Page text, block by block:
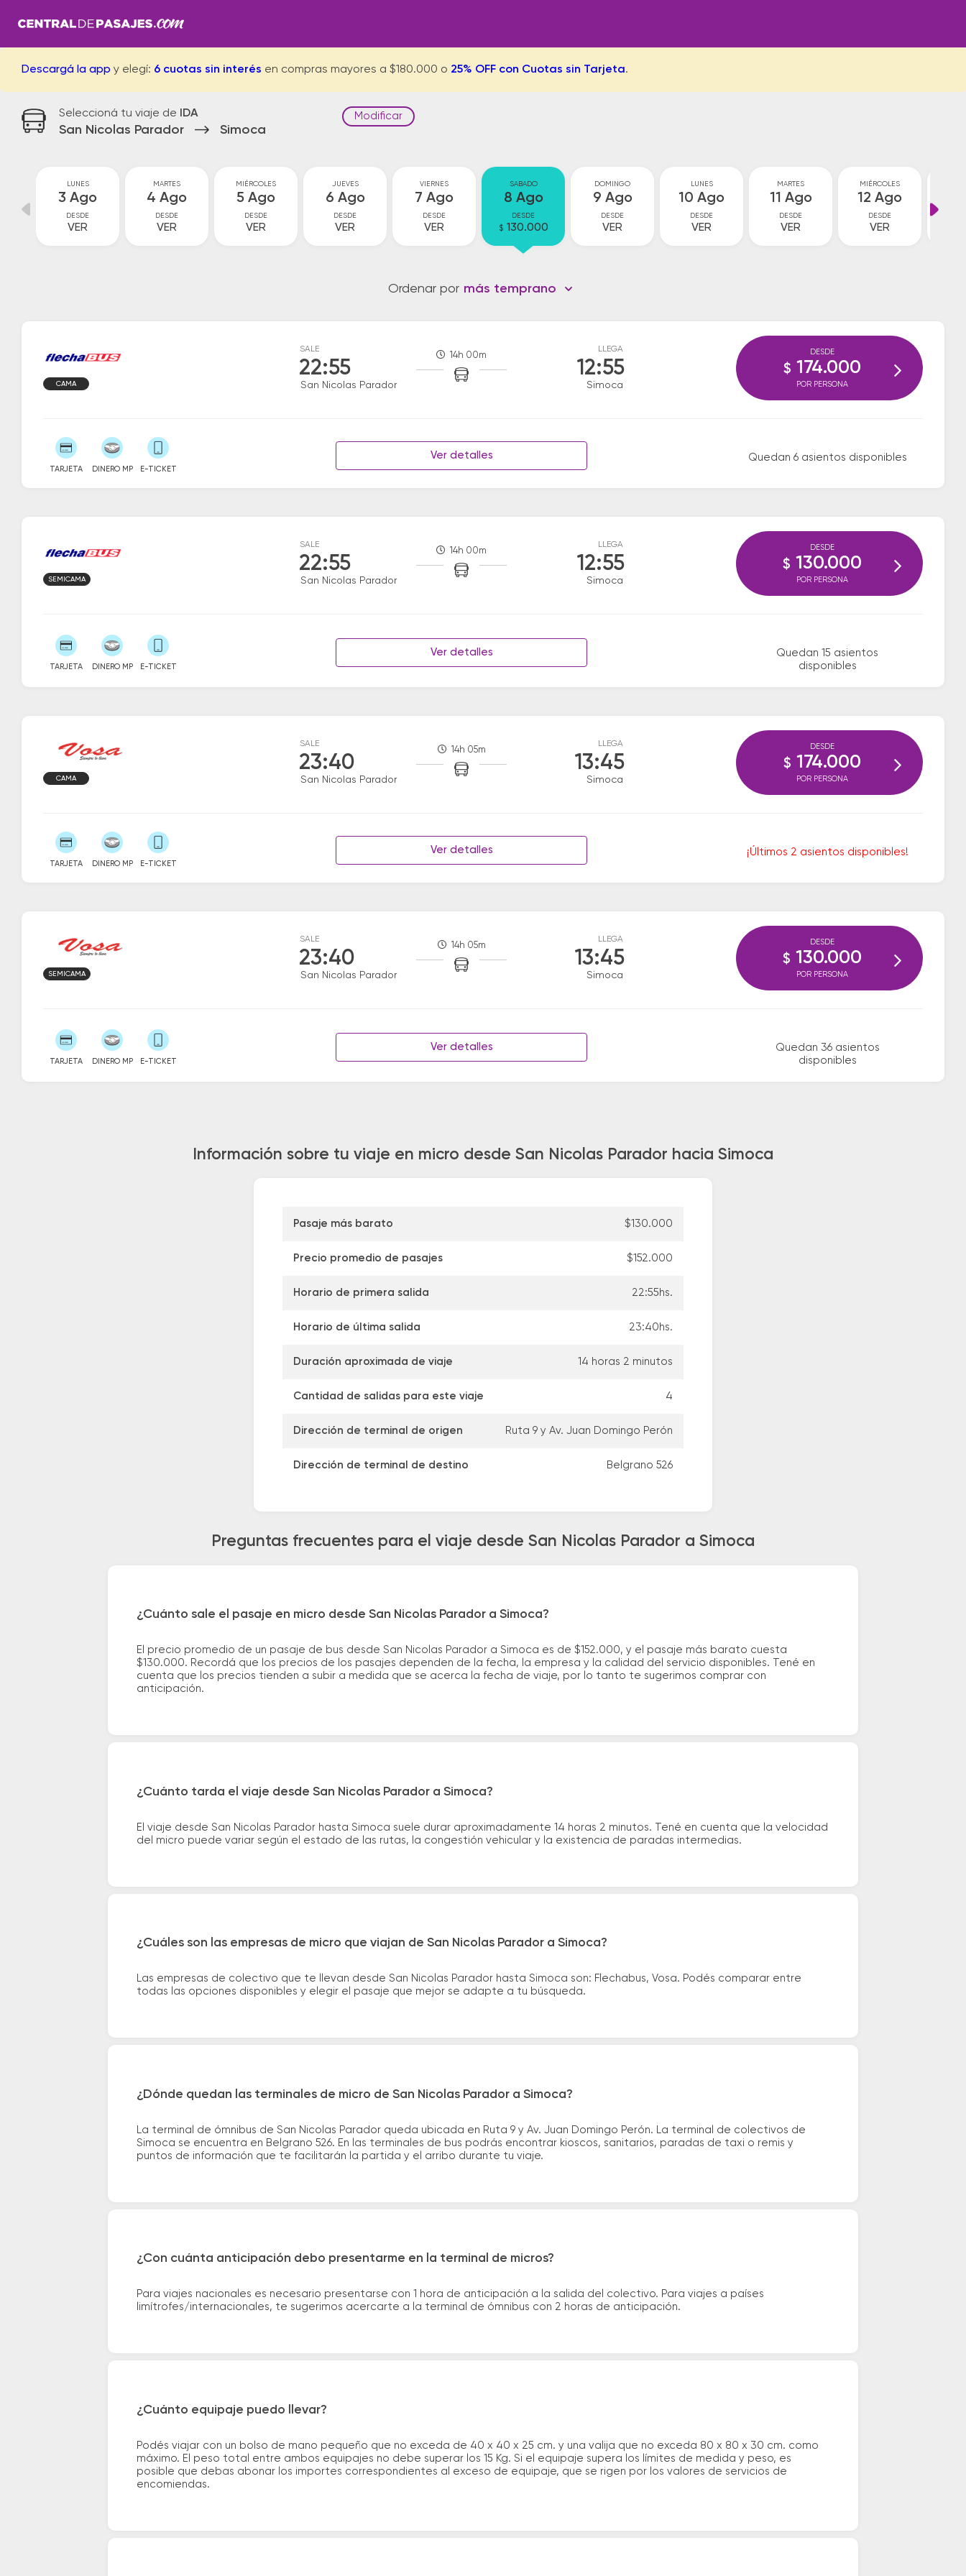
Descargá la app y elegí: 6 cuotas sin interés en compras mayores a $180.000 o 25% OFF con Cuotas sin Tarjeta.
Seleccioná tu viaje de IDA
San Nicolas Parador Simoca
Modificar
LUNES
3 Ago
DESDE
VER
MARTES
4 Ago
DESDE
VER
MIÉRCOLES
5 Ago
DESDE
VER
JUEVES
6 Ago
DESDE
VER
VIERNES
7 Ago
DESDE
VER
SABADO
8 Ago
DESDE
$ 130.000
DOMINGO
9 Ago
DESDE
VER
LUNES
10 Ago
DESDE
VER
MARTES
11 Ago
DESDE
VER
MIÉRCOLES
12 Ago
DESDE
VER
Ordenar por más temprano
SALE
22:55
San Nicolas Parador
14h 00m
LLEGA
12:55
Simoca
CAMA
TARJETA DINERO MP E-TICKET
Ver detalles Quedan 6 asientos disponibles
DESDE
$ 174.000
POR PERSONA
SALE
22:55
San Nicolas Parador
14h 00m
LLEGA
12:55
Simoca
SEMICAMA
TARJETA DINERO MP E-TICKET
Ver detalles
Quedan 15 asientos
disponibles
DESDE
$ 130.000
POR PERSONA
SALE
23:40
San Nicolas Parador
14h 05m
LLEGA
13:45
Simoca
CAMA
TARJETA DINERO MP E-TICKET
Ver detalles ¡Últimos 2 asientos disponibles!
DESDE
$ 174.000
POR PERSONA
SALE
23:40
San Nicolas Parador
14h 05m
LLEGA
13:45
Simoca
SEMICAMA
TARJETA DINERO MP E-TICKET
Ver detalles
Quedan 36 asientos
disponibles
DESDE
$ 130.000
POR PERSONA
Información sobre tu viaje en micro desde San Nicolas Parador hacia Simoca
Pasaje más barato $130.000
Precio promedio de pasajes $152.000
Horario de primera salida 22:55hs.
Horario de última salida 23:40hs.
Duración aproximada de viaje 14 horas 2 minutos
Cantidad de salidas para este viaje 4
Dirección de terminal de origen Ruta 9 y Av. Juan Domingo Perón
Dirección de terminal de destino Belgrano 526
Preguntas frecuentes para el viaje desde San Nicolas Parador a Simoca
¿Cuánto sale el pasaje en micro desde San Nicolas Parador a Simoca?
El precio promedio de un pasaje de bus desde San Nicolas Parador a Simoca es de $152.000, y el pasaje más barato cuesta
$130.000. Recordá que los precios de los pasajes dependen de la fecha, la empresa y la calidad del servicio disponibles. Tené en
cuenta que los precios tienden a subir a medida que se acerca la fecha de viaje, por lo tanto te sugerimos comprar con
anticipación.
¿Cuánto tarda el viaje desde San Nicolas Parador a Simoca?
El viaje desde San Nicolas Parador hasta Simoca suele durar aproximadamente 14 horas 2 minutos. Tené en cuenta que la velocidad
del micro puede variar según el estado de las rutas, la congestión vehicular y la existencia de paradas intermedias.
¿Cuáles son las empresas de micro que viajan de San Nicolas Parador a Simoca?
Las empresas de colectivo que te llevan desde San Nicolas Parador hasta Simoca son: Flechabus, Vosa. Podés comparar entre
todas las opciones disponibles y elegir el pasaje que mejor se adapte a tu búsqueda.
¿Dónde quedan las terminales de micro de San Nicolas Parador a Simoca?
La terminal de ómnibus de San Nicolas Parador queda ubicada en Ruta 9 y Av. Juan Domingo Perón. La terminal de colectivos de
Simoca se encuentra en Belgrano 526. En las terminales de bus podrás encontrar kioscos, sanitarios, paradas de taxi o remis y
puntos de información que te facilitarán la partida y el arribo durante tu viaje.
¿Con cuánta anticipación debo presentarme en la terminal de micros?
Para viajes nacionales es necesario presentarse con 1 hora de anticipación a la salida del colectivo. Para viajes a países
limítrofes/internacionales, te sugerimos acercarte a la terminal de ómnibus con 2 horas de anticipación.
¿Cuánto equipaje puedo llevar?
Podés viajar con un bolso de mano pequeño que no exceda de 40 x 40 x 25 cm. y una valija que no exceda 80 x 80 x 30 cm. como
máximo. El peso total entre ambos equipajes no debe superar los 15 Kg. Si el equipaje supera los límites de medida y peso, es
posible que debas abonar los importes correspondientes al exceso de equipaje, que se rigen por los valores de servicios de
encomiendas.